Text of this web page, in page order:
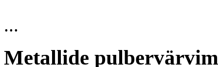
...
Metallide